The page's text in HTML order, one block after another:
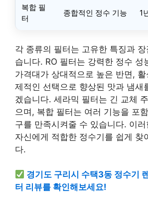
복합 필
터
종합적인 정수 기능 1
각 종류의 필터는 고유한 특징과
습니다. RO 필터는 강력한 정수 성
가격대가 상대적으로 높은 반면,
제적인 선택으로 향상된 맛과 냄새
겠습니다. 세라믹 필터는 긴 교체
으며, 복합 필터는 여러 기능을 포
구를 만족시켜줄 수 있습니다. 이
자신에게 적합한 정수기를 쉽게 찾
다.
경기도 구리시 수택3동 정수기
터 리뷰를 확인해보세요!